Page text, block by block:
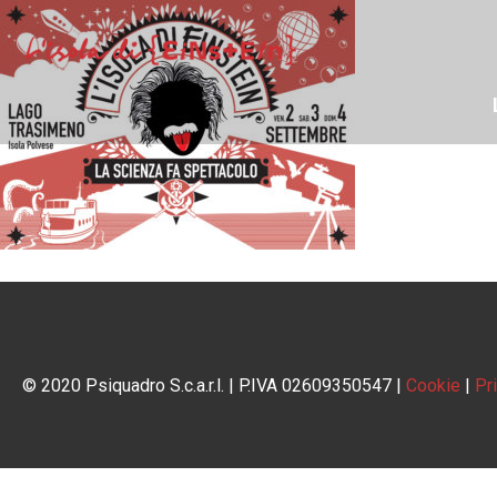
© 2020 Psiquadro S.c.a.r.l. | P.IVA 02609350547 | Cookie |